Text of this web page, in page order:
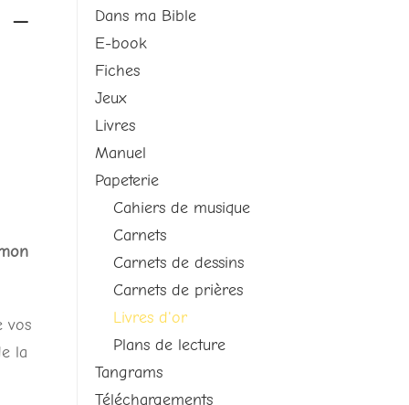
–
vos
la
Dans ma Bible
E-book
Fiches
Jeux
Livres
Manuel
Papeterie
Cahiers de musique
Carnets
Carnets de dessins
Carnets de prières
Livres d'or
Plans de lecture
Tangrams
Téléchargements